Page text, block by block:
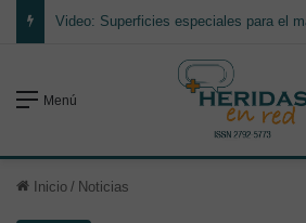
Menú
Inicio / Noticias